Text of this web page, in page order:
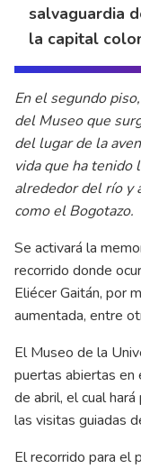
salvaguardia
la capital
En el segundo
del Museo que
del lugar de la
vida que ha tenido
alrededor del río y
como el Bogotazo.
Se activará la
recorrido donde
Eliécer Gaitán, por
aumentada, entre
El Museo de la
puertas abiertas en
de abril, el cual
las visitas guiadas
El recorrido para el